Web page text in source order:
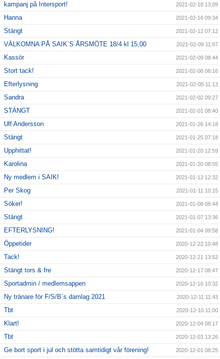
kampanj på Intersport! 2021-02-18 13:09
Hanna 2021-02-16 09:34
Stängt 2021-02-12 07:12
VÄLKOMNA PÅ SAIK`S ÅRSMÖTE 18/4 kl 15,00 2021-02-09 11:07
Kassör 2021-02-09 08:44
Stort tack! 2021-02-08 08:16
Efterlysning 2021-02-05 11:13
Sandra 2021-02-02 09:27
STÄNGT 2021-02-01 08:40
Ulf Andersson 2021-01-26 14:18
Stängt 2021-01-25 07:18
Upphittat! 2021-01-20 12:59
Karolina 2021-01-20 08:55
Ny medlem i SAIK! 2021-01-12 12:32
Per Skog 2021-01-11 10:15
Söker! 2021-01-08 08:44
Stängt 2021-01-07 13:36
EFTERLYSNING! 2021-01-04 09:58
Öppetider 2020-12-22 10:48
Tack! 2020-12-21 13:52
Stängt tors & fre 2020-12-17 08:47
Sportadmin / medlemsappen 2020-12-16 10:32
Ny tränare för F/S/B´s damlag 2021 2020-12-11 11:43
Tbt 2020-12-10 11:00
Klart! 2020-12-04 08:17
Tbt 2020-12-03 13:26
Ge bort sport i jul och stötta samtidigt vår förening! 2020-12-01 08:25